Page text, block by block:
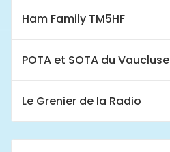
Ham Family TM5HF
POTA et SOTA du Vaucluse
Le Grenier de la Radio